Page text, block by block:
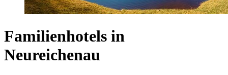
Familienhotels in
Neureichenau